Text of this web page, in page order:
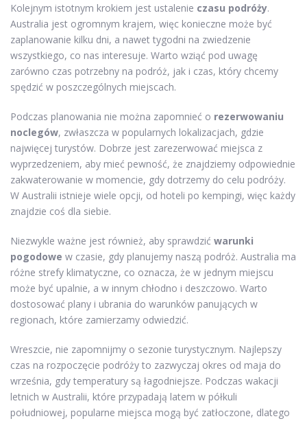
Kolejnym istotnym krokiem jest ustalenie czasu podróży.
Australia jest ogromnym krajem, więc konieczne może być
zaplanowanie kilku dni, a nawet tygodni na zwiedzenie
wszystkiego, co nas interesuje. Warto wziąć pod uwagę
zarówno czas potrzebny na podróż, jak i czas, który chcemy
spędzić w poszczególnych miejscach.
Podczas planowania nie można zapomnieć o rezerwowaniu
noclegów, zwłaszcza w popularnych lokalizacjach, gdzie
najwięcej turystów. Dobrze jest zarezerwować miejsca z
wyprzedzeniem, aby mieć pewność, że znajdziemy odpowiednie
zakwaterowanie w momencie, gdy dotrzemy do celu podróży.
W Australii istnieje wiele opcji, od hoteli po kempingi, więc każdy
znajdzie coś dla siebie.
Niezwykle ważne jest również, aby sprawdzić warunki
pogodowe w czasie, gdy planujemy naszą podróż. Australia ma
różne strefy klimatyczne, co oznacza, że w jednym miejscu
może być upalnie, a w innym chłodno i deszczowo. Warto
dostosować plany i ubrania do warunków panujących w
regionach, które zamierzamy odwiedzić.
Wreszcie, nie zapomnijmy o sezonie turystycznym. Najlepszy
czas na rozpoczęcie podróży to zazwyczaj okres od maja do
września, gdy temperatury są łagodniejsze. Podczas wakacji
letnich w Australii, które przypadają latem w półkuli
południowej, popularne miejsca mogą być zatłoczone, dlatego